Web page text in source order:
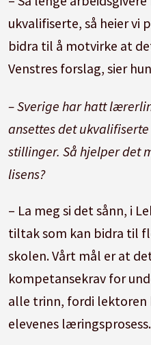
ukvalifiserte, så heier vi
bidra til å motvirke at
Venstres forslag, sier
– Sverige har hatt
ansettes det
stillinger. Så hjelper det
lisens?
– La meg si det sånn, i
tiltak som kan bidra til
skolen. Vårt mål er at
kompetansekrav for
alle trinn, fordi lektoren
elevenes læringsprosess.